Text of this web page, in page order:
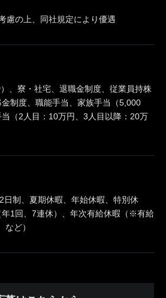
慮の上、同社規定により優遇
、寮・社宅、退職金制度、従業員持株
制度、職能手当、家族手当（5,000
（2人目：10万円、3人目以降：20万
日制、夏期休暇、年始休暇、特別休
1回、7連休）、年次有給休暇（※有給
ど）